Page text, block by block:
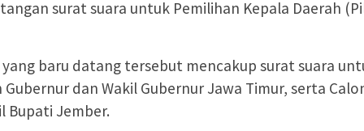
surat suara untuk Pemilihan Kepala Daerah
baru datang tersebut mencakup surat suara
dan Wakil Gubernur Jawa Timur, serta
Bupati Jember.